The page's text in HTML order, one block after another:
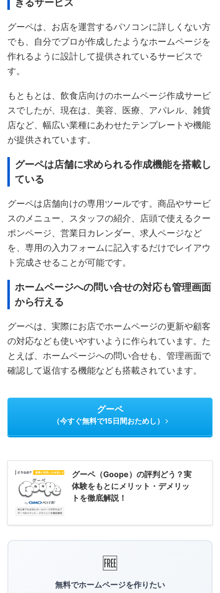
きるサービス
グーペは、お店を運営するパソコンに詳しくない方
でも、自分でプロが作成したようなホームページを
作れるように設計して提供されているサービスで
す。
もともとは、飲食店向けのホームページ作成サービ
スでしたが、現在は、美容、医療、アパレル、雑貨
店など、幅広い業種にあわせたテンプレートや機能
が提供されています。
グーペは店舗に求められる作成機能を搭載し
ている
グーペは店舗向けの専用ツールです。商品やサービ
スのメニュー、スタッフの紹介、店頭で使えるクー
ポンページ、営業日カレンダー、求人ページなど
を、専用の入力フォームに記入するだけでレイアウ
ト完成させることが可能です。
ホームページへの問い合せの対応も管理画面
から行える
グーペは、実際にお店でホームページの更新や顧客
の対応なども使いやすいように作られています。た
とえば、ホームページへの問い合せも、管理画面で
確認して返信する機能なども搭載されています。
グーペ
（今すぐ無料で15日間おためし）
グーペ（Goope）の評判どう？実
体験をもとにメリット・デメリッ
トを徹底解説！
🆓
無料でホームページを作りたい